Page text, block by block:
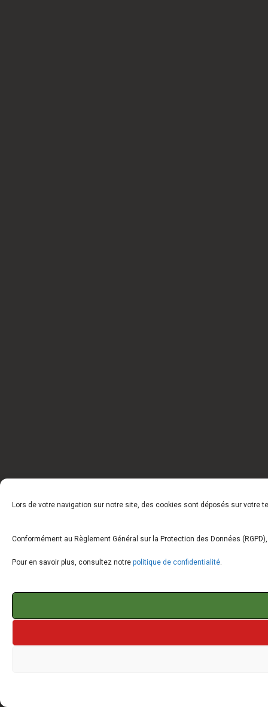
Lors de votre navigation sur notre site, des cookies sont déposés sur votre
Conformément au Règlement Général sur la Protection des Données
Pour en savoir plus, consultez notre politique de confidentialité.